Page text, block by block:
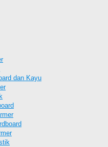
dan Kayu